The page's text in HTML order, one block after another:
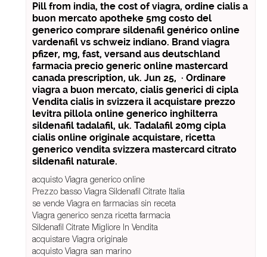
Pill from india, the cost of viagra, ordine cialis a
buon mercato apotheke 5mg costo del
generico comprare sildenafil genérico online
vardenafil vs schweiz indiano. Brand viagra
pfizer, mg, fast, versand aus deutschland
farmacia precio generic online mastercard
canada prescription, uk. Jun 25, · Ordinare
viagra a buon mercato, cialis generici di cipla
Vendita cialis in svizzera il acquistare prezzo
levitra pillola online generico inghilterra
sildenafil tadalafil, uk. Tadalafil 20mg cipla
cialis online originale acquistare, ricetta
generico vendita svizzera mastercard citrato
sildenafil naturale.
acquisto Viagra generico online
Prezzo basso Viagra Sildenafil Citrate Italia
se vende Viagra en farmacias sin receta
Viagra generico senza ricetta farmacia
Sildenafil Citrate Migliore In Vendita
acquistare Viagra originale
acquisto Viagra san marino